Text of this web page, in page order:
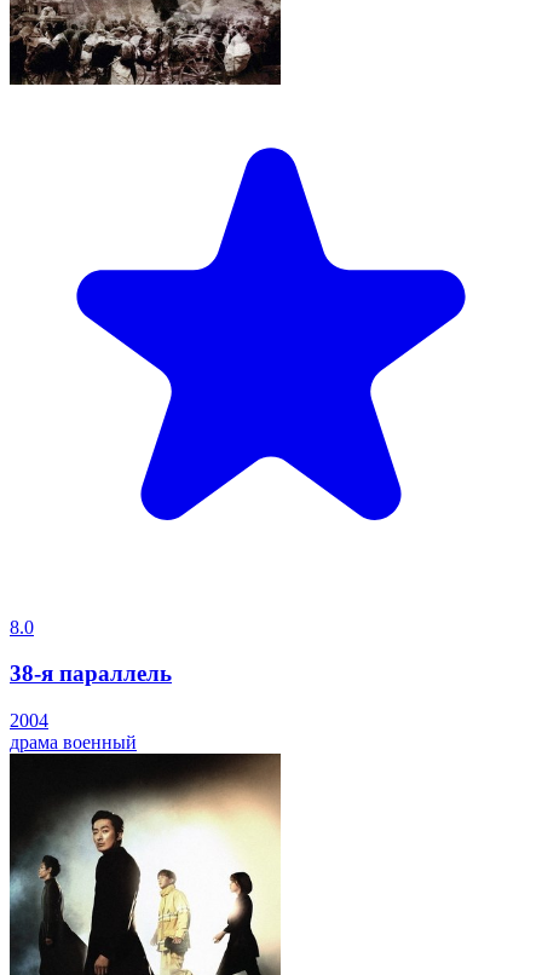
8.0
38-я параллель
2004
драма военный